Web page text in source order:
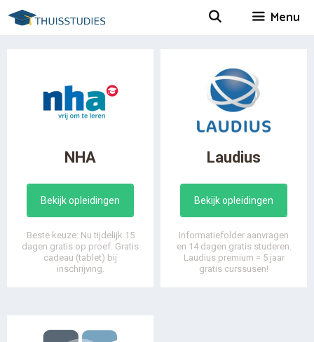
Spring
naar
Menu
NHA
Bekijk opleidingen
Beste keuze: Nu tijdelijk 15
dagen gratis op proef. Gratis
cadeau (tablet) bij
inschrijving.
Laudius
Bekijk opleidingen
Informatiefolder aanvragen
en 14 dagen gratis studeren.
Laudius premium = 5 jaar
gratis curssusen!